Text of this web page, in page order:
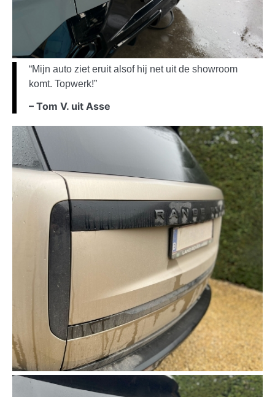
“Mijn auto ziet eruit alsof hij net uit de showroom
komt. Topwerk!”
– Tom V. uit Asse